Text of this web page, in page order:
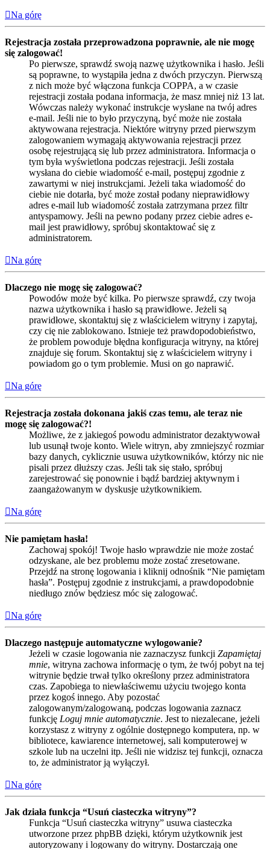
Na górę
Rejestracja została przeprowadzona poprawnie, ale nie mogę
się zalogować!
Po pierwsze, sprawdź swoją nazwę użytkownika i hasło. Jeśli
są poprawne, to wystąpiła jedna z dwóch przyczyn. Pierwszą
z nich może być włączona funkcja COPPA, a w czasie
rejestracji została podana informacja, że masz mniej niż 13 lat.
Wówczas należy wykonać instrukcje wysłane na twój adres
e-mail. Jeśli nie to było przyczyną, być może nie została
aktywowana rejestracja. Niektóre witryny przed pierwszym
zalogowaniem wymagają aktywowania rejestracji przez
osobę rejestrującą się lub przez administratora. Informacja o
tym była wyświetlona podczas rejestracji. Jeśli została
wysłana do ciebie wiadomość e-mail, postępuj zgodnie z
zawartymi w niej instrukcjami. Jeżeli taka wiadomość do
ciebie nie dotarła, być może został podany nieprawidłowy
adres e-mail lub wiadomość została zatrzymana przez filtr
antyspamowy. Jeśli na pewno podany przez ciebie adres e-
mail jest prawidłowy, spróbuj skontaktować się z
administratorem.
Na górę
Dlaczego nie mogę się zalogować?
Powodów może być kilka. Po pierwsze sprawdź, czy twoja
nazwa użytkownika i hasło są prawidłowe. Jeżeli są
prawidłowe, skontaktuj się z właścicielem witryny i zapytaj,
czy cię nie zablokowano. Istnieje też prawdopodobieństwo,
że problem powoduje błędna konfiguracja witryny, na której
znajduje się forum. Skontaktuj się z właścicielem witryny i
powiadom go o tym problemie. Musi on go naprawić.
Na górę
Rejestracja została dokonana jakiś czas temu, ale teraz nie
mogę się zalogować?!
Możliwe, że z jakiegoś powodu administrator dezaktywował
lub usunął twoje konto. Wiele witryn, aby zmniejszyć rozmiar
bazy danych, cyklicznie usuwa użytkowników, którzy nic nie
pisali przez dłuższy czas. Jeśli tak się stało, spróbuj
zarejestrować się ponownie i bądź bardziej aktywnym i
zaangażowanym w dyskusje użytkownikiem.
Na górę
Nie pamiętam hasła!
Zachowaj spokój! Twoje hasło wprawdzie nie może zostać
odzyskane, ale bez problemu może zostać zresetowane.
Przejdź na stronę logowania i kliknij odnośnik “Nie pamiętam
hasła”. Postępuj zgodnie z instrukcjami, a prawdopodobnie
niedługo znów będziesz móc się zalogować.
Na górę
Dlaczego następuje automatyczne wylogowanie?
Jeżeli w czasie logowania nie zaznaczysz funkcji Zapamiętaj
mnie, witryna zachowa informację o tym, że twój pobyt na tej
witrynie będzie trwał tylko określony przez administratora
czas. Zapobiega to niewłaściwemu użyciu twojego konta
przez kogoś innego. Aby pozostać
zalogowanym/zalogowaną, podczas logowania zaznacz
funkcję Loguj mnie automatycznie. Jest to niezalecane, jeżeli
korzystasz z witryny z ogólnie dostępnego komputera, np. w
bibliotece, kawiarence internetowej, sali komputerowej w
szkole lub na uczelni itp. Jeśli nie widzisz tej funkcji, oznacza
to, że administrator ją wyłączył.
Na górę
Jak działa funkcja “Usuń ciasteczka witryny”?
Funkcja “Usuń ciasteczka witryny” usuwa ciasteczka
utworzone przez phpBB dzięki, którym użytkownik jest
autoryzowany i logowany do witryny. Dostarczają one